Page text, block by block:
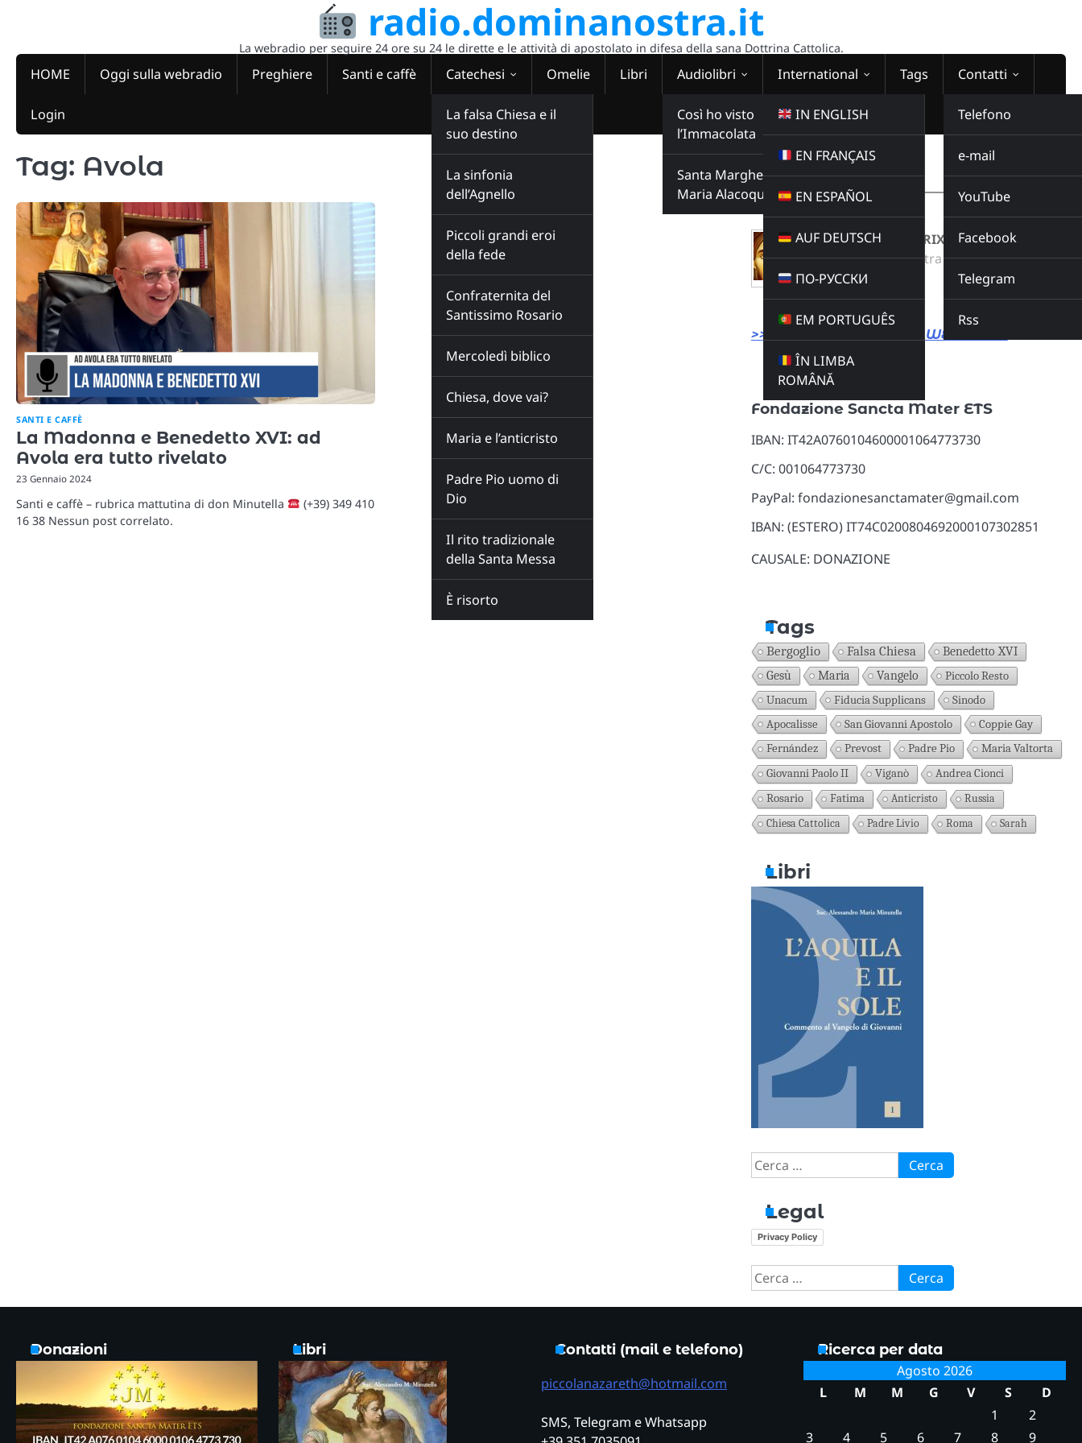
radio.dominanostra.it
La webradio per seguire 24 ore su 24 le dirette e le attività di apostolato in difesa della sana Dottrina Cattolica.
HOME Oggi sulla webradio Preghiere Santi e caffè Catechesi
La falsa Chiesa e il
suo destino
La sinfonia
dell’Agnello
Piccoli grandi eroi
della fede
Confraternita del
Santissimo Rosario
Mercoledì biblico
Chiesa, dove vai?
Maria e l’anticristo
Padre Pio uomo di
Dio
Il rito tradizionale
della Santa Messa
È risorto
Omelie Libri Audiolibri
Così ho visto
l’Immacolata
Santa Margherita
Maria Alacoque
International
IN ENGLISH
EN FRANÇAIS
EN ESPAÑOL
AUF DEUTSCH
ПО-РУССКИ
EM PORTUGUÊS
ÎN LIMBA
ROMÂNĂ
Tags Contatti
Telefono
e-mail
YouTube
Facebook
Telegram
Rss
Login
Tag: Avola
SANTI E CAFFÈ
La Madonna e Benedetto XVI: ad
Avola era tutto rivelato
23 Gennaio 2024
Santi e caffè – rubrica mattutina di don Minutella
(+39) 349 410
16 38 Nessun post correlato.
WEBRADIO
00:00:00
VIRGO DEI GENETRIX
Radio Domina Nostra
MUSICA
Buy this album
>>> LINK DIRETTO ALLA WEBRADIO
Donazioni
Fondazione Sancta Mater ETS
IBAN: IT42A0760104600001064773730
C/C: 001064773730
PayPal: fondazionesanctamater@gmail.com
IBAN: (ESTERO) IT74C0200804692000107302851
CAUSALE: DONAZIONE
Tags
Bergoglio Falsa Chiesa Benedetto XVI
Gesù Maria Vangelo
Piccolo Resto
Unacum
Fiducia Supplicans
Sinodo
Apocalisse
San Giovanni Apostolo Coppie Gay
Fernández Prevost Padre Pio
Maria Valtorta
Giovanni Paolo II
Viganò
Andrea Cionci
Rosario
Fatima Anticristo
Russia
Chiesa Cattolica
Padre Livio Roma Sarah
Libri
Ricerca
per:
Legal
Privacy Policy
Ricerca
per:
Donazioni Libri
Contatti (mail e telefono)
piccolanazareth@hotmail.com
SMS, Telegram e Whatsapp
Ricerca per data
Agosto 2026
L
M M G V S
D
1
2
3
4 5 6 7 8 9